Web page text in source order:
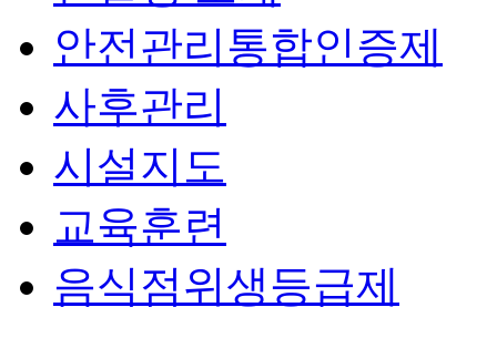
안전관리통합인증제
사후관리
시설지도
교육훈련
음식점위생등급제